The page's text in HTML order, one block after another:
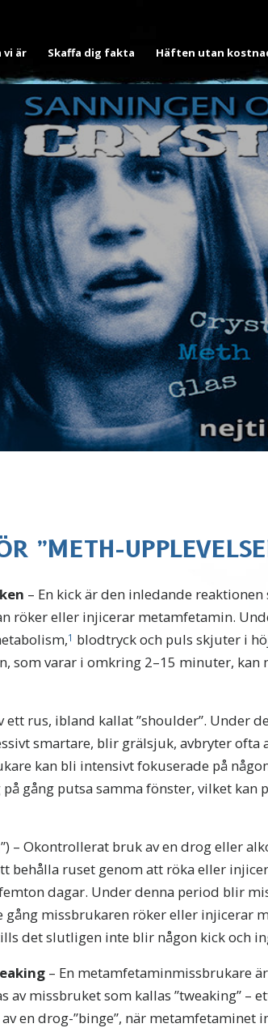
vi är Skaffa dig fakta Häften utan
”METH-
– En kick är den inledande
röker eller injicerar metamfetamin.
1 blodtryck och puls skjuter i
som varar i omkring 2–15 minuter,
ett rus, ibland kallat ”shoulder”. Under
smartare, blir grälsjuk, avbryter ofta
kan bli intensivt fokuserade på
på gång putsa samma fönster, vilket kan
– Okontrollerat bruk av en drog eller
behålla ruset genom att röka eller
dagar. Under denna period blir
gång missbrukaren röker eller injicerar
det slutligen inte blir någon kick och
– En metamfetamin­missbrukare
av missbruket som kallas ”tweaking” –
en drog-”binge”, när metamfetaminet